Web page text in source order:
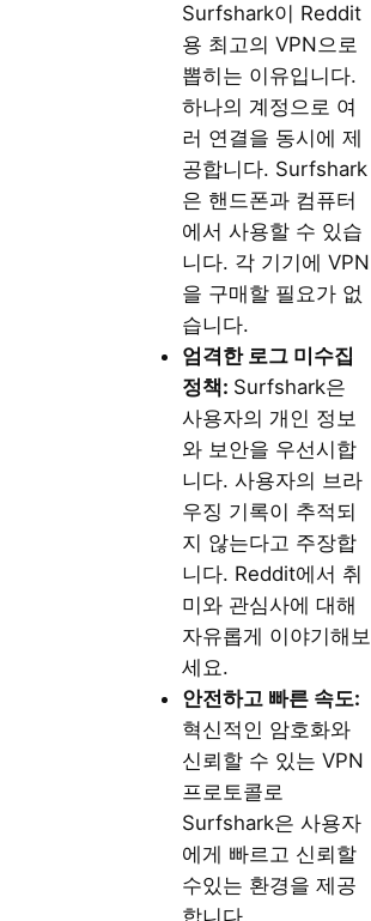
Surfshark이 Reddit
용 최고의 VPN으로
뽑히는 이유입니다.
하나의 계정으로 여
러 연결을 동시에 제
공합니다. Surfshark
은 핸드폰과 컴퓨터
에서 사용할 수 있습
니다. 각 기기에 VPN
을 구매할 필요가 없
습니다.
엄격한 로그 미수집
정책: Surfshark은
사용자의 개인 정보
와 보안을 우선시합
니다. 사용자의 브라
우징 기록이 추적되
지 않는다고 주장합
니다. Reddit에서 취
미와 관심사에 대해
자유롭게 이야기해보
세요.
안전하고 빠른 속도:
혁신적인 암호화와
신뢰할 수 있는 VPN
프로토콜로
Surfshark은 사용자
에게 빠르고 신뢰할
수있는 환경을 제공